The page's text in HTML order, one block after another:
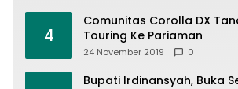
4
Comunitas Corolla DX
Touring Ke Pariaman
24 November 2019 0
Bupati Irdinansyah, Buka